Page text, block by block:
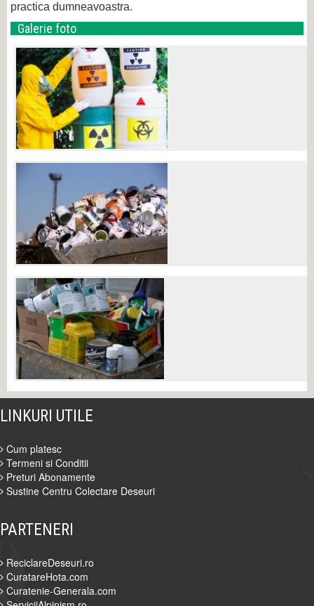
practica dumneavoastra.
Galerie foto
LINKURI UTILE
Cum platesc
Termeni si Conditii
Preturi Abonamente
Sustine Centru Colectare Deseuri
PARTENERI
ReciclareDeseuri.ro
CuratareHota.com
Curatenie-Generala.com